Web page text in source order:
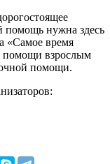
помощь нужна здесь
«Самое время
помощи взрослым
помощи.